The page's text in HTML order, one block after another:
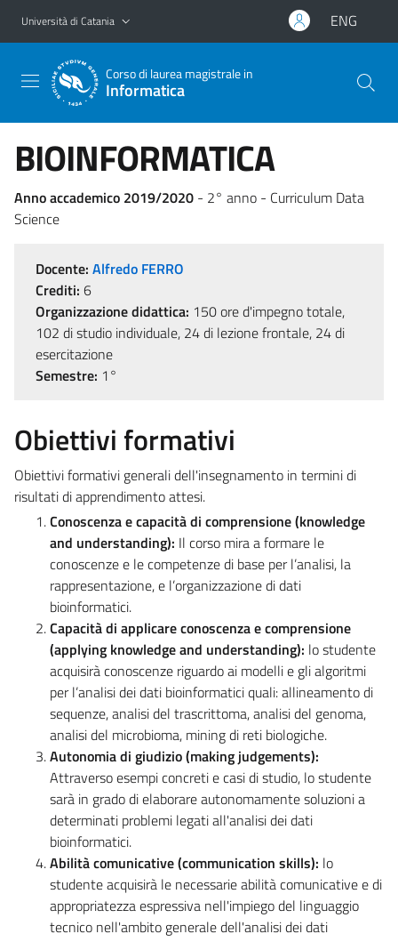
Vai al contenuto principale
Vai al menu di navigazione
Università di Catania ENG
Corso di laurea magistrale in
Informatica
BIOINFORMATICA
Anno accademico 2019/2020 - 2° anno - Curriculum Data
Science
Docente: Alfredo FERRO
Crediti: 6
Organizzazione didattica: 150 ore d'impegno totale,
102 di studio individuale, 24 di lezione frontale, 24 di
esercitazione
Semestre: 1°
Obiettivi formativi
Obiettivi formativi generali dell'insegnamento in termini di
risultati di apprendimento attesi.
Conoscenza e capacità di comprensione (knowledge
and understanding): Il corso mira a formare le
conoscenze e le competenze di base per l’analisi, la
rappresentazione, e l’organizzazione di dati
bioinformatici.
Capacità di applicare conoscenza e comprensione
(applying knowledge and understanding): lo studente
acquisirà conoscenze riguardo ai modelli e gli algoritmi
per l’analisi dei dati bioinformatici quali: allineamento di
sequenze, analisi del trascrittoma, analisi del genoma,
analisi del microbioma, mining di reti biologiche.
Autonomia di giudizio (making judgements):
Attraverso esempi concreti e casi di studio, lo studente
sarà in grado di elaborare autonomamente soluzioni a
determinati problemi legati all'analisi dei dati
bioinformatici.
Abilità comunicative (communication skills): lo
studente acquisirà le necessarie abilità comunicative e di
appropriatezza espressiva nell'impiego del linguaggio
tecnico nell'ambito generale dell'analisi dei dati